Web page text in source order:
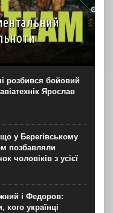
прем’єра
проєкту “Мілітарі
в Ukraїner.
— її історії,
розбився бойовий
Ярослав
у Берегівському
позбавляли
чоловіків з усієї
і Федоров:
кого українці